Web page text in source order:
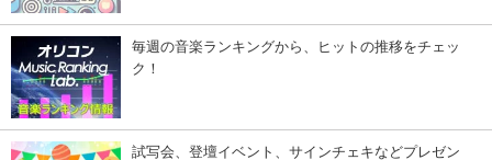
毎週の音楽ランキングから、ヒットの推移をチェッ
ク！
試写会、登壇イベント、サインチェキなどプレゼン